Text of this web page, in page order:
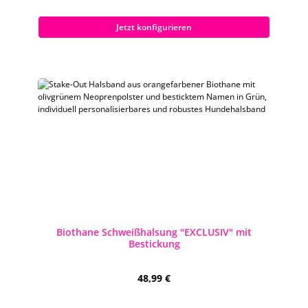
Jetzt konfigurieren
Biothane Schweißhalsung "EXCLUSIV" mit
Bestickung
Regulärer Preis:
48,99 €